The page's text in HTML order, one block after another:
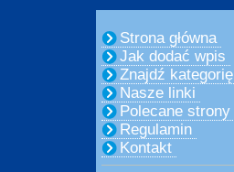
Strona główna
Jak dodać wpis
Znajdź kategorię
Nasze linki
Polecane strony
Regulamin
Kontakt